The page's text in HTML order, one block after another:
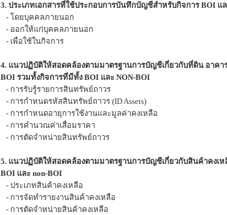
3. ประเภทเอกสารที่ใช้ประกอบการบันทึกบัญชีสำหรับกิจการ BOI แ
- โดยบุคคลภายนอก
- ออกให้แก่บุคคลภายนอก
- เพื่อใช้ในกิจการ
4. แนวปฏิบัติให้สอดคล้องตามมาตรฐานการบัญชีเกี่ยวกับที่ดิน อาค
BOI รวมทั้งกิจการที่มีทั้ง BOI และ NON-BOI
- การรับรู้รายการสินทรัพย์ถาวร
- การกำหนดรหัสสินทรัพย์ถาวร (ID Assets)
- การกำหนดอายุการใช้งานและมูลค่าคงเหลือ
- การคำนวณค่าเสื่อมราคา
- การตัดจำหน่ายสินทรัพย์ถาวร
5. แนวปฏิบัติให้สอดคล้องตามมาตรฐานการบัญชีเกี่ยวกับสินค้าคงเ
BOI และ non-BOI
- ประเภทสินค้าคงเหลือ
- การจัดทำรายงานสินค้าคงเหลือ
- การตัดจำหน่ายสินค้าคงเหลือ